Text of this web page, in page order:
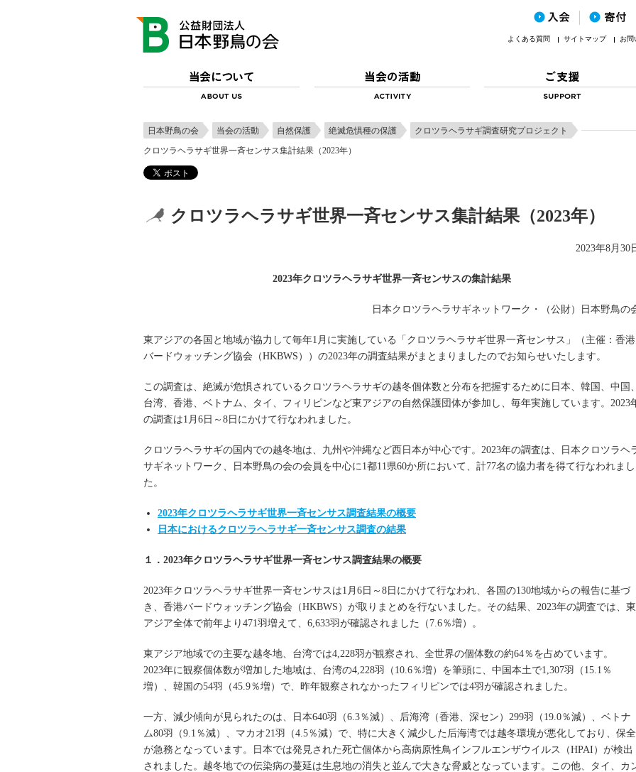
よくある質問 サイトマップ お問
日本野鳥の会 当会の活動 自然保護 絶滅危惧種の保護
クロツラヘラサギ調査研究プロジェクト
クロツラヘラサギ世界一斉センサス集計結果（2023年）
クロツラヘラサギ世界一斉センサス集計結果（2023年）
2023年8月30
2023年クロツラヘラサギ世界一斉センサスの集計結果
日本クロツラヘラサギネットワーク・（公財）日本野鳥の
東アジアの各国と地域が協力して毎年1月に実施している「クロツラヘラサギ世界一斉センサス」（主催：香港
バードウォッチング協会（HKBWS））の2023年の調査結果がまとまりましたのでお知らせいたします。
この調査は、絶滅が危惧されているクロツラヘラサギの越冬個体数と分布を把握するために日本、韓国、中国
台湾、香港、ベトナム、タイ、フィリピンなど東アジアの自然保護団体が参加し、毎年実施しています。2023
の調査は1月6日～8日にかけて行なわれました。
クロツラヘラサギの国内での越冬地は、九州や沖縄など西日本が中心です。2023年の調査は、日本クロツラヘ
サギネットワーク、日本野鳥の会の会員を中心に1都11県60か所において、計77名の協力者を得て行なわれまし
た。
2023年クロツラヘラサギ世界一斉センサス調査結果の概要
日本におけるクロツラヘラサギ一斉センサス調査の結果
１．2023年クロツラヘラサギ世界一斉センサス調査結果の概要
2023年クロツラヘラサギ世界一斉センサスは1月6日～8日にかけて行なわれ、各国の130地域からの報告に基づ
き、香港バードウォッチング協会（HKBWS）が取りまとめを行ないました。その結果、2023年の調査では、東
アジア全体で前年より471羽増えて、6,633羽が確認されました（7.6％増）。
東アジア地域での主要な越冬地、台湾では4,228羽が観察され、全世界の個体数の約64％を占めています。
2023年に観察個体数が増加した地域は、台湾の4,228羽（10.6％増）を筆頭に、中国本土で1,307羽（15.1％
増）、韓国の54羽（45.9％増）で、昨年観察されなかったフィリピンでは4羽が確認されました。
一方、減少傾向が見られたのは、日本640羽（6.3％減）、后海湾（香港、深セン）299羽（19.0％減）、ベトナ
ム80羽（9.1％減）、マカオ21羽（4.5％減）で、特に大きく減少した后海湾では越冬環境が悪化しており、保全
が急務となっています。日本では発見された死亡個体から高病原性鳥インフルエンザウイルス（HPAI）が検出
されました。越冬地での伝染病の蔓延は生息地の消失と並んで大きな脅威となっています。この他、タイ、カ